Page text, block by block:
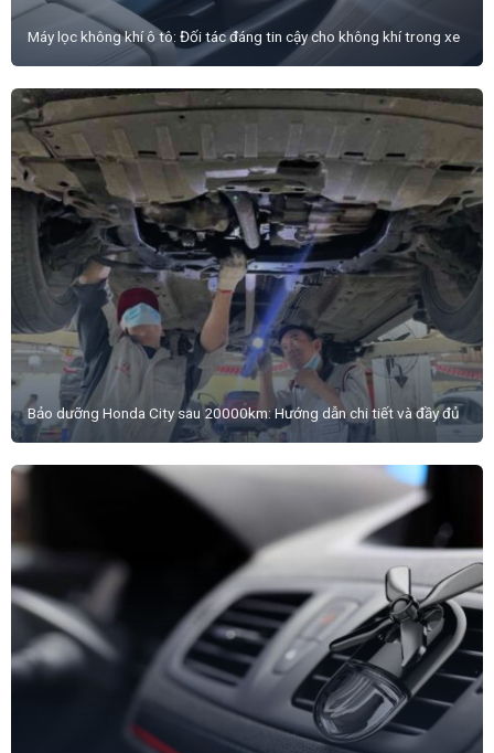
Máy lọc không khí ô tô: Đối tác đáng tin cậy cho không khí trong xe
Bảo dưỡng Honda City sau 20000km: Hướng dẫn chi tiết và đầy đủ